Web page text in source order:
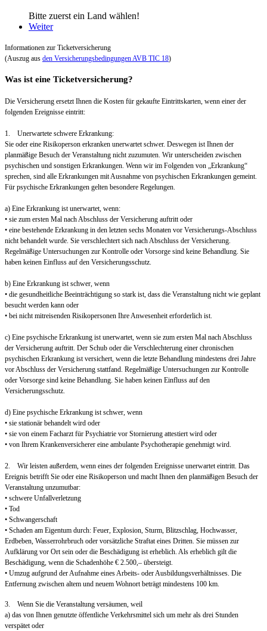
Bitte zuerst ein Land wählen!
Weiter
Informationen zur Ticketversicherung
(Auszug aus den Versicherungsbedingungen AVB TIC 18)
Was ist eine Ticketversicherung?
Die Versicherung ersetzt Ihnen die Kosten für gekaufte Eintrittskarten, wenn einer der
folgenden Ereignisse eintritt:
1. Unerwartete schwere Erkrankung:
Sie oder eine Risikoperson erkranken unerwartet schwer. Deswegen ist Ihnen der
planmäßige Besuch der Veranstaltung nicht zuzumuten. Wir unterscheiden zwischen
psychischen und sonstigen Erkrankungen. Wenn wir im Folgenden von „Erkrankung“
sprechen, sind alle Erkrankungen mit Ausnahme von psychischen Erkrankungen gemeint.
Für psychische Erkrankungen gelten besondere Regelungen.
a) Eine Erkrankung ist unerwartet, wenn:
• sie zum ersten Mal nach Abschluss der Versicherung auftritt oder
• eine bestehende Erkrankung in den letzten sechs Monaten vor Versicherungs-Abschluss
nicht behandelt wurde. Sie verschlechtert sich nach Abschluss der Versicherung.
Regelmäßige Untersuchungen zur Kontrolle oder Vorsorge sind keine Behandlung. Sie
haben keinen Einfluss auf den Versicherungsschutz.
b) Eine Erkrankung ist schwer, wenn
• die gesundheitliche Beeinträchtigung so stark ist, dass die Veranstaltung nicht wie geplant
besucht werden kann oder
• bei nicht mitreisenden Risikopersonen Ihre Anwesenheit erforderlich ist.
c) Eine psychische Erkrankung ist unerwartet, wenn sie zum ersten Mal nach Abschluss
der Versicherung auftritt. Der Schub oder die Verschlechterung einer chronischen
psychischen Erkrankung ist versichert, wenn die letzte Behandlung mindestens drei Jahre
vor Abschluss der Versicherung stattfand. Regelmäßige Untersuchungen zur Kontrolle
oder Vorsorge sind keine Behandlung. Sie haben keinen Einfluss auf den
Versicherungsschutz.
d) Eine psychische Erkrankung ist schwer, wenn
• sie stationär behandelt wird oder
• sie von einem Facharzt für Psychiatrie vor Stornierung attestiert wird oder
• von Ihrem Krankenversicherer eine ambulante Psychotherapie genehmigt wird.
2. Wir leisten außerdem, wenn eines der folgenden Ereignisse unerwartet eintritt. Das
Ereignis betrifft Sie oder eine Risikoperson und macht Ihnen den planmäßigen Besuch der
Veranstaltung unzumutbar:
• schwere Unfallverletzung
• Tod
• Schwangerschaft
• Schaden am Eigentum durch: Feuer, Explosion, Sturm, Blitzschlag, Hochwasser,
Erdbeben, Wasserrohrbruch oder vorsätzliche Straftat eines Dritten. Sie müssen zur
Aufklärung vor Ort sein oder die Beschädigung ist erheblich. Als erheblich gilt die
Beschädigung, wenn die Schadenhöhe € 2.500,– übersteigt.
• Umzug aufgrund der Aufnahme eines Arbeits- oder Ausbildungsverhältnisses. Die
Entfernung zwischen altem und neuem Wohnort beträgt mindestens 100 km.
3. Wenn Sie die Veranstaltung versäumen, weil
a) das von Ihnen genutzte öffentliche Verkehrsmittel sich um mehr als drei Stunden
verspätet oder